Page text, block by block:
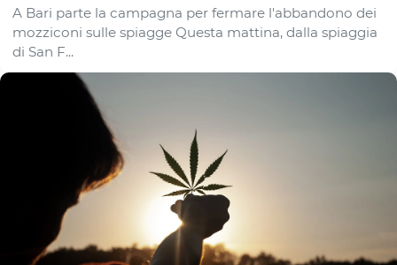
A Bari parte la campagna per fermare l'abbandono dei
mozziconi sulle spiagge Questa mattina, dalla spiaggia
di San F...